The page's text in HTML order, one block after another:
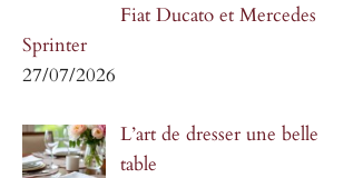
Fiat Ducato et Mercedes
Sprinter
27/07/2026
L’art de dresser une belle
table